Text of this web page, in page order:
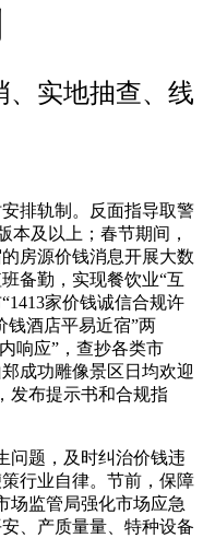
、实地抽查、线
排轨制。反面指导取警
本及以上；春节期间，
房源价钱消息开展大数
备勤，实现餐饮业“互
家价钱诚信合规许
钱酒店平易近宿”两
响应”，查抄各类市
成功雕像景区日均欢迎
发布提示书和合规指
题，及时纠治价钱违
行业自律。节前，保障
场监管局强化市场应急
、产质量量、特种设备